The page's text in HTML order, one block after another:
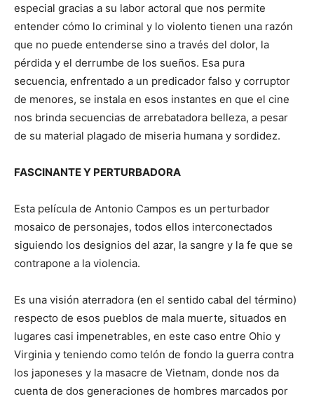
especial gracias a su labor actoral que nos permite
entender cómo lo criminal y lo violento tienen una razón
que no puede entenderse sino a través del dolor, la
pérdida y el derrumbe de los sueños. Esa pura
secuencia, enfrentado a un predicador falso y corruptor
de menores, se instala en esos instantes en que el cine
nos brinda secuencias de arrebatadora belleza, a pesar
de su material plagado de miseria humana y sordidez.
FASCINANTE Y PERTURBADORA
Esta película de Antonio Campos es un perturbador
mosaico de personajes, todos ellos interconectados
siguiendo los designios del azar, la sangre y la fe que se
contrapone a la violencia.
Es una visión aterradora (en el sentido cabal del término)
respecto de esos pueblos de mala muerte, situados en
lugares casi impenetrables, en este caso entre Ohio y
Virginia y teniendo como telón de fondo la guerra contra
los japoneses y la masacre de Vietnam, donde nos da
cuenta de dos generaciones de hombres marcados por